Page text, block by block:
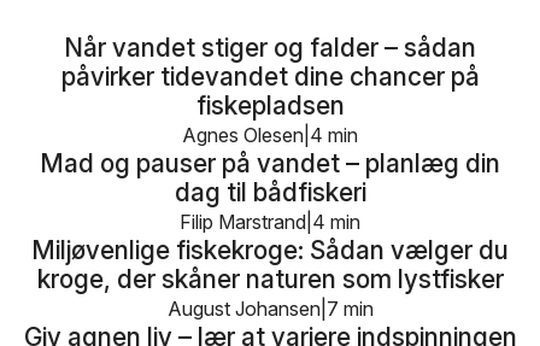
Når vandet stiger og falder – sådan
påvirker tidevandet dine chancer på
fiskepladsen
4 min
Agnes Olesen
Mad og pauser på vandet – planlæg din
dag til bådfiskeri
4 min
Filip Marstrand
Miljøvenlige fiskekroge: Sådan vælger du
kroge, der skåner naturen som lystfisker
7 min
August Johansen
Giv agnen liv – lær at variere indspinningen